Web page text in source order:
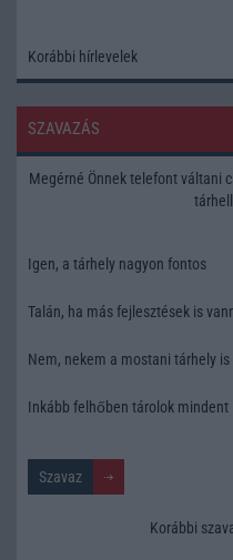
Korábbi hírlevelek
SZAVAZÁS
Megérné Önnek telefont váltani
Igen, a tárhely nagyon fontos
Talán, ha más fejlesztések is
Nem, nekem a mostani tárhely is
Inkább felhőben tárolok mindent
Korábbi